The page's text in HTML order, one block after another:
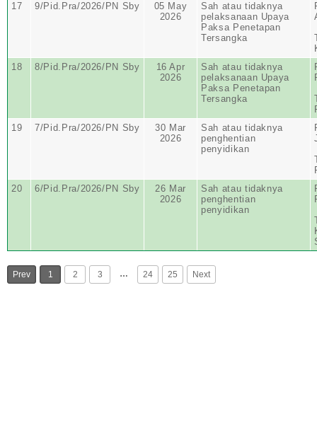
17
9/Pid.Pra/2026/PN Sby
05 May
2026
Sah atau tidaknya
pelaksanaan Upaya
Paksa Penetapan
Tersangka
18
8/Pid.Pra/2026/PN Sby
16 Apr
2026
Sah atau tidaknya
pelaksanaan Upaya
Paksa Penetapan
Tersangka
19
7/Pid.Pra/2026/PN Sby
30 Mar
2026
Sah atau tidaknya
penghentian
penyidikan
20
6/Pid.Pra/2026/PN Sby
26 Mar
2026
Sah atau tidaknya
penghentian
penyidikan
Prev 1 2 3 … 24 25 Next